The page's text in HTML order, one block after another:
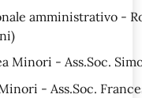
amministrativo -
Minori - Ass.Soc.
- Ass.Soc.